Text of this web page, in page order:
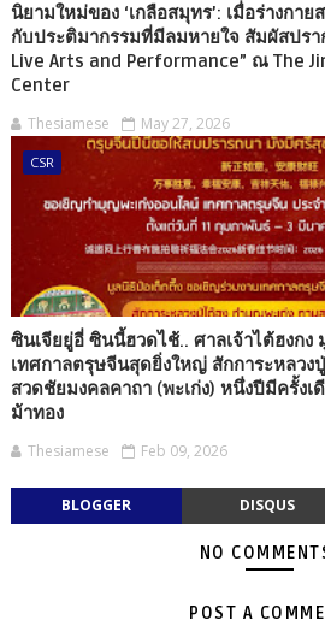
นิยามใหม่ของ ‘เกลือสมุทร’: เมื่อร่างกาย
กับประติมากรรมที่มีลมหายใจ สัมผัสปร
Live Arts and Performance” ณ The
Center
Thesiamese May 27, 2026
CSR
ซินเจียยู่อี่ ซินนี้ฮวดไช้.. ศาลเจ้าไต้ฮงกง
เทศกาลตรุษจีนสุดยิ่งใหญ่ สักการะหลวง
สวดชัยมงคลคาถา (พะเก่ง) หนึ่งปีมีครั้งเดี
ม้าทอง
Thesiamese Feb 09, 2026
BLOGGER DISQUS
NO
POST A